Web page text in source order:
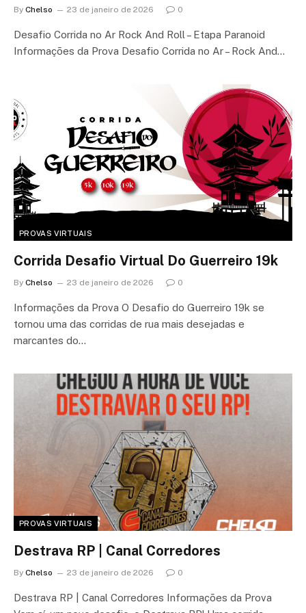
By Chelso 23 de janeiro de 2026 0
Desafio Corrida no Ar Rock And Roll – Etapa Paranoid
Informações da Prova Desafio Corrida no Ar – Rock And…
PROVAS VIRTUAIS
Corrida Desafio Virtual Do Guerreiro 19k
By Chelso 23 de janeiro de 2026 0
Informações da Prova O Desafio do Guerreiro 19k se
tornou uma das corridas de rua mais desejadas e
marcantes do…
PROVAS VIRTUAIS
Destrava RP | Canal Corredores
By Chelso 23 de janeiro de 2026 0
Destrava RP | Canal Corredores Informações da Prova